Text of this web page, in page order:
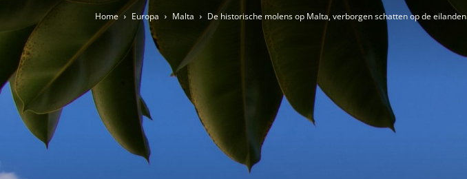
Home Europa Malta De historische molens op Malta, verborgen schatten op de eilanden